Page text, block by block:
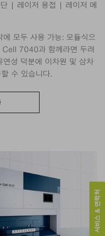
| 레이저 용접 | 레이저 메
모두 사용 가능: 모듈식으
Cell 7040과 함께라면 두려
연성 덕분에 이차원 및 삼차
수 있습니다.
서비스 & 연락처